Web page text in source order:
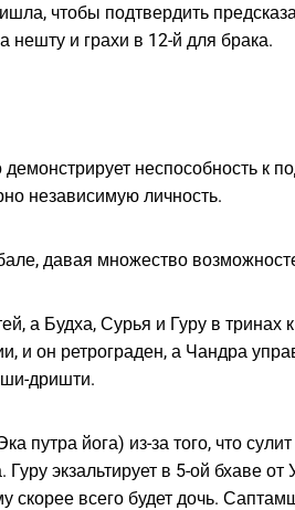
чтобы подтвердить
нешту и грахи в 12-й для брака.
неспособность к
независимую личность.
давая множество
а Будха, Сурья и Гуру в тринах
и он ретрограден, а Чандра
дришти.
путра йога) из-за того, что
экзальтирует в 5-ой бхаве
скорее всего будет дочь.